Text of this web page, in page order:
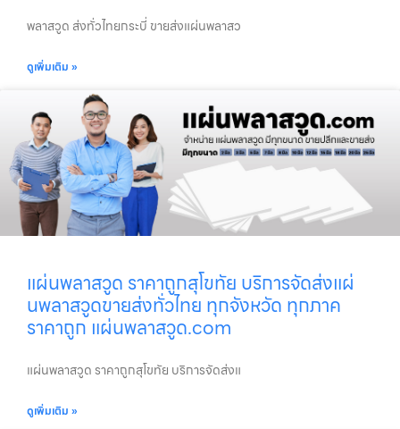
พลาสวูด ส่งทั่วไทยกระบี่ ขายส่งแผ่นพลาสว
ดูเพิ่มเติม »
แผ่นพลาสวูด ราคาถูกสุโขทัย บริการจัดส่งแผ่
นพลาสวูดขายส่งทั่วไทย ทุกจังหวัด ทุกภาค
ราคาถูก แผ่นพลาสวูด.com
แผ่นพลาสวูด ราคาถูกสุโขทัย บริการจัดส่งแ
ดูเพิ่มเติม »